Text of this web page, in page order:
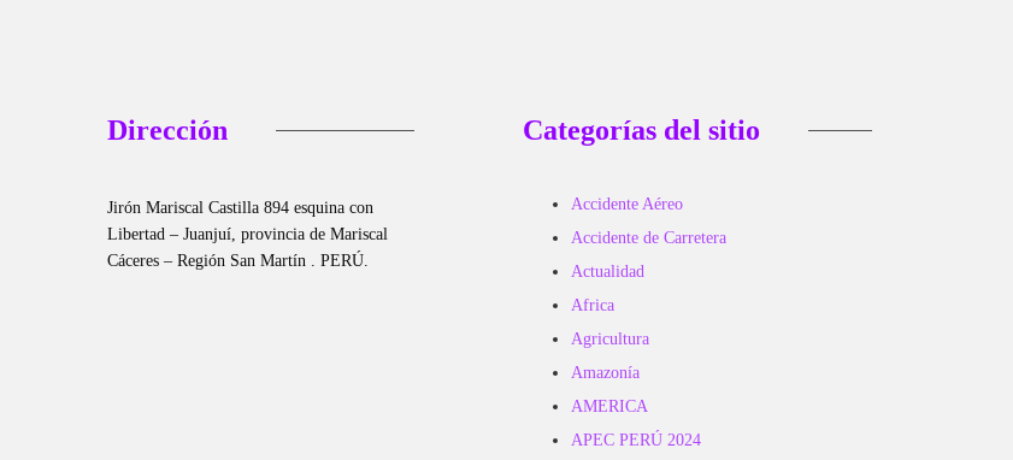
Dirección
Jirón Mariscal Castilla 894 esquina con
Libertad – Juanjuí, provincia de Mariscal
Cáceres – Región San Martín . PERÚ.
Categorías del sitio
Accidente Aéreo
Accidente de Carretera
Actualidad
Africa
Agricultura
Amazonía
AMERICA
APEC PERÚ 2024